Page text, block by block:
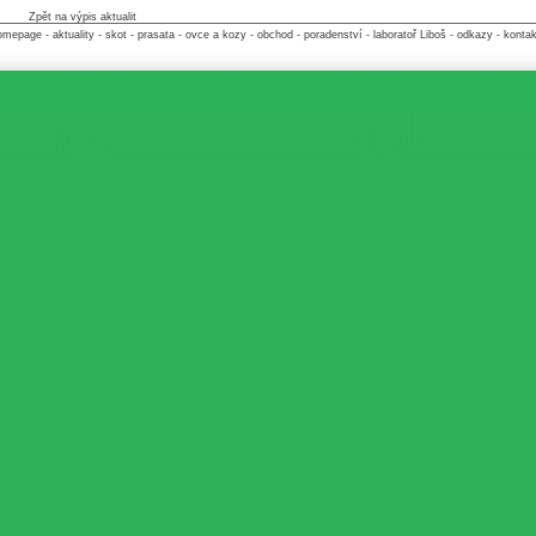
Zpět na výpis aktualit
- aktuality- skot- prasata- ovce a kozy- obchod - poradenství - laboratoř Liboš- odkazy-